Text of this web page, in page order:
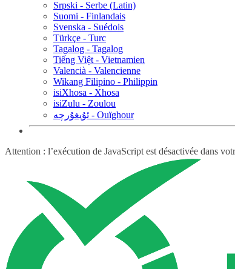
Srpski - Serbe (Latin)
Suomi - Finlandais
Svenska - Suédois
Türkçe - Turc
Tagalog - Tagalog
Tiếng Việt - Vietnamien
Valencià - Valencienne
Wikang Filipino - Philippin
isiXhosa - Xhosa
isiZulu - Zoulou
ئۇيغۇرچە - Ouïghour
Attention : l’exécution de JavaScript est désactivée dans